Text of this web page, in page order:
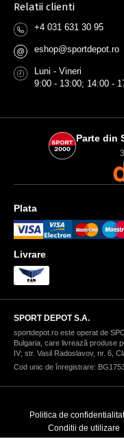
Relatii clienti
+4 031 631 30 95
@ eshop@sportdepot.ro
Luni - Vineri
9:00 - 13:00; 14:00 -
Parte din
Plata
Livrare
SPORT DEPOT S.A.
sportdepot.ro este operat de
Bulgaria, care livrează produse
IV; str. Vasil Radoslavov, nr. 6,
Cod unic de înregistrare:
Politica de
Conditii de utilizare